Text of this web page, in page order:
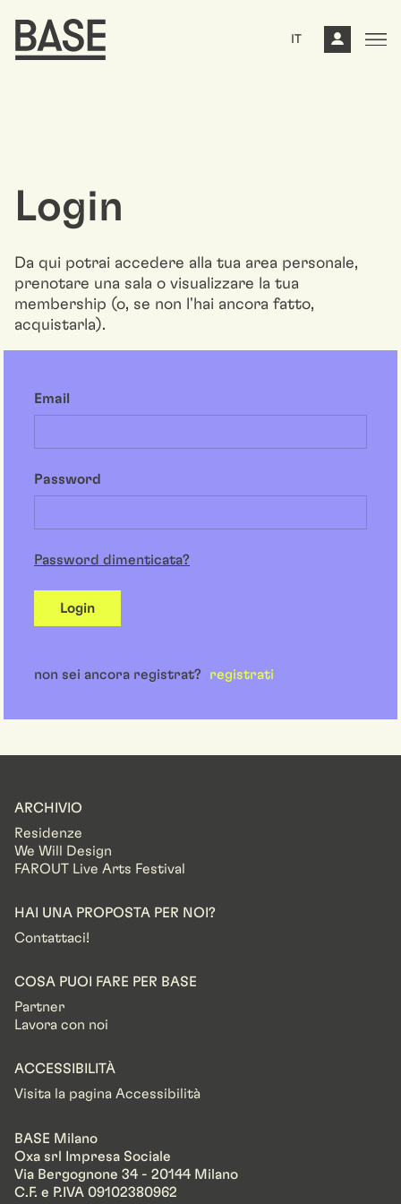
IT
Login
Da qui potrai accedere alla tua area personale,
prenotare una sala o visualizzare la tua
membership (o, se non l'hai ancora fatto,
acquistarla).
Email
Password
Password dimenticata?
Login
non sei ancora registrat? registrati
ARCHIVIO
Residenze
We Will Design
FAROUT Live Arts Festival
HAI UNA PROPOSTA PER NOI?
Contattaci!
COSA PUOI FARE PER BASE
Partner
Lavora con noi
ACCESSIBILITÀ
Visita la pagina Accessibilità
BASE Milano
Oxa srl Impresa Sociale
Via Bergognone 34 - 20144 Milano
C.F. e P.IVA 09102380962